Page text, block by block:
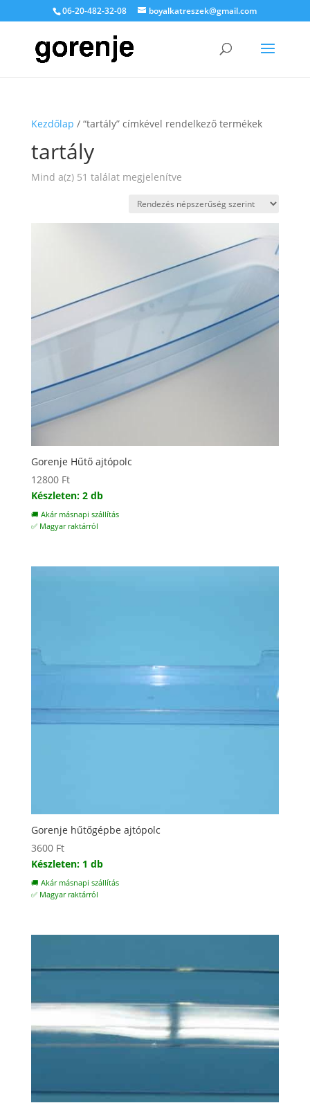
06-20-482-32-08 boyalkatreszek@gmail.com
Kezdőlap / “tartály” címkével rendelkező termékek
tartály
Mind a(z) 51 találat megjelenítveSorted
popularity
Gorenje Hűtő ajtópolc
12800 Ft
Készleten: 2 db
🚚 Akár másnapi szállítás
✅ Magyar raktárról
Gorenje hűtőgépbe ajtópolc
3600 Ft
Készleten: 1 db
🚚 Akár másnapi szállítás
✅ Magyar raktárról